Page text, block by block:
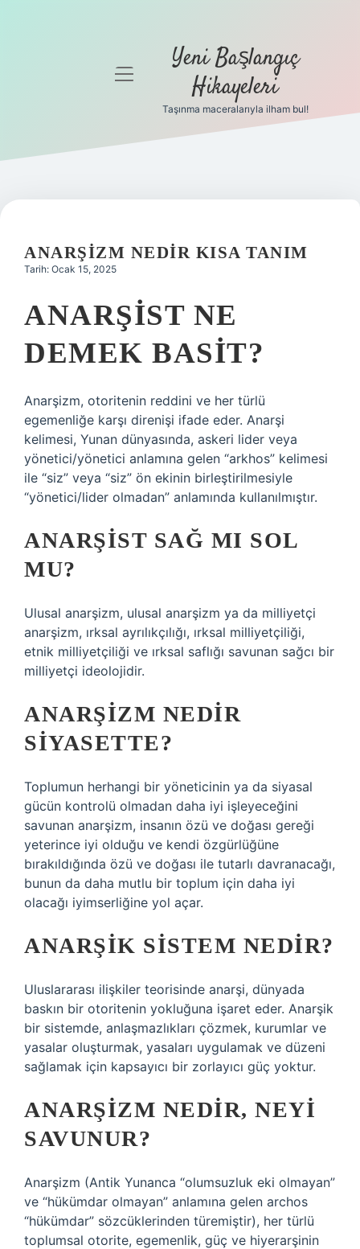
Gizlilik
Hakkımızda
menüyü
Yeni Başlangıç
Hikayeleri
Taşınma maceralarıyla ilham bul!
ANARŞIZM NEDIR KISA TANIM
Tarih: Ocak 15, 2025
ANARŞIST NE
DEMEK BASIT?
Anarşizm, otoritenin reddini ve her türlü
egemenliğe karşı direnişi ifade eder. Anarşi
kelimesi, Yunan dünyasında, askeri lider veya
yönetici/yönetici anlamına gelen “arkhos” kelimesi
ile “siz” veya “siz” ön ekinin birleştirilmesiyle
“yönetici/lider olmadan” anlamında kullanılmıştır.
ANARŞIST SAĞ MI SOL
MU?
Ulusal anarşizm, ulusal anarşizm ya da milliyetçi
anarşizm, ırksal ayrılıkçılığı, ırksal milliyetçiliği,
etnik milliyetçiliği ve ırksal saflığı savunan sağcı bir
milliyetçi ideolojidir.
ANARŞIZM NEDIR
SIYASETTE?
Toplumun herhangi bir yöneticinin ya da siyasal
gücün kontrolü olmadan daha iyi işleyeceğini
savunan anarşizm, insanın özü ve doğası gereği
yeterince iyi olduğu ve kendi özgürlüğüne
bırakıldığında özü ve doğası ile tutarlı davranacağı,
bunun da daha mutlu bir toplum için daha iyi
olacağı iyimserliğine yol açar.
ANARŞIK SISTEM NEDIR?
Uluslararası ilişkiler teorisinde anarşi, dünyada
baskın bir otoritenin yokluğuna işaret eder. Anarşik
bir sistemde, anlaşmazlıkları çözmek, kurumlar ve
yasalar oluşturmak, yasaları uygulamak ve düzeni
sağlamak için kapsayıcı bir zorlayıcı güç yoktur.
ANARŞIZM NEDIR, NEYI
SAVUNUR?
Anarşizm (Antik Yunanca “olumsuzluk eki olmayan”
ve “hükümdar olmayan” anlamına gelen archos
“hükümdar” sözcüklerinden türemiştir), her türlü
toplumsal otorite, egemenlik, güç ve hiyerarşinin